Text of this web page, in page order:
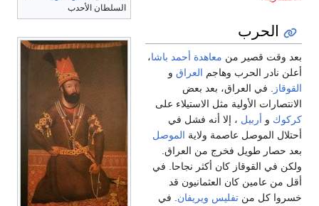
السلطان الأحدب
الحرب
بعد وقت قصير من معاهدة أحمد باشا،
أعلن نادر الحرب وهاجم العراق و
القوقاز
. في العراق، بعد بعض
الانتصارات الأولية مثل الاستيلاء على
كركوك و أربيل ، إلا أنه فشل في
أحتلال الموصل عاصمة ولاية الموصل
بعد حصار طويل فخرج من العراق.
ولكن في القوقاز كان أكثر نجاحا. في
أقل من عامين كان العثمانيون قد
خسروا كل من تفليس ويريفان . في